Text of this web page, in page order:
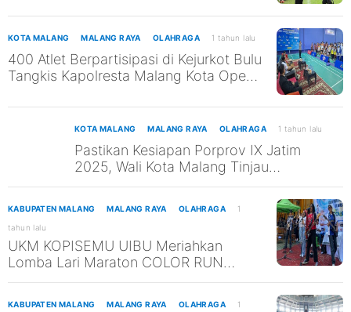
KOTA MALANG MALANG RAYA OLAHRAGA 1 tahun lalu
400 Atlet Berpartisipasi di Kejurkot Bulu
Tangkis Kapolresta Malang Kota Open
KOTA MALANG MALANG RAYA OLAHRAGA 1 tahun lalu
Pastikan Kesiapan Porprov IX Jatim
2025, Wali Kota Malang Tinjau
Beberapa Venue Cabor
KABUPATEN MALANG MALANG RAYA OLAHRAGA
1
tahun lalu
UKM KOPISEMU UIBU Meriahkan
Lomba Lari Maraton COLOR RUN
SMANESI 2025
KABUPATEN MALANG MALANG RAYA OLAHRAGA
1